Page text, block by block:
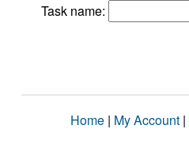
Task name:
Home | My Account |